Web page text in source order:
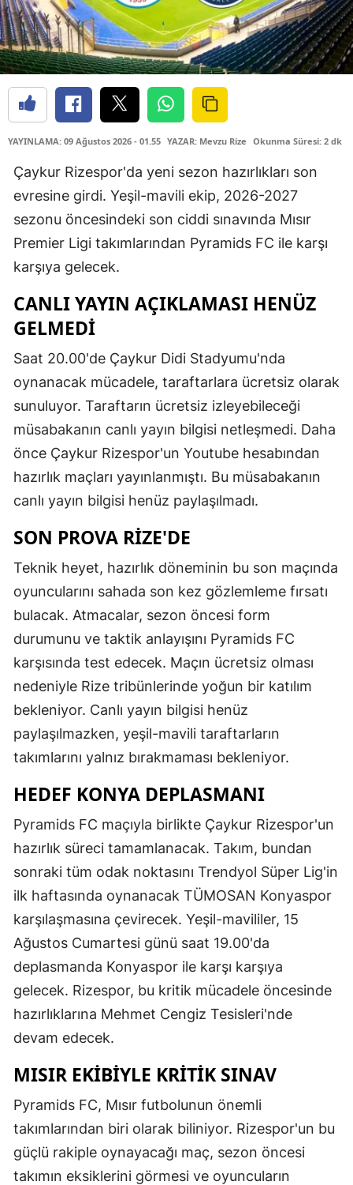
YAYINLAMA: 09 Ağustos 2026 - 01.55 YAZAR: Mevzu Rize Okunma Süresi: 2 dk
Çaykur Rizespor'da yeni sezon hazırlıkları son
evresine girdi. Yeşil-mavili ekip, 2026-2027
sezonu öncesindeki son ciddi sınavında Mısır
Premier Ligi takımlarından Pyramids FC ile karşı
karşıya gelecek.
CANLI YAYIN AÇIKLAMASI HENÜZ
GELMEDİ
Saat 20.00'de Çaykur Didi Stadyumu'nda
oynanacak mücadele, taraftarlara ücretsiz olarak
sunuluyor. Taraftarın ücretsiz izleyebileceği
müsabakanın canlı yayın bilgisi netleşmedi. Daha
önce Çaykur Rizespor'un Youtube hesabından
hazırlık maçları yayınlanmıştı. Bu müsabakanın
canlı yayın bilgisi henüz paylaşılmadı.
SON PROVA RİZE'DE
Teknik heyet, hazırlık döneminin bu son maçında
oyuncularını sahada son kez gözlemleme fırsatı
bulacak. Atmacalar, sezon öncesi form
durumunu ve taktik anlayışını Pyramids FC
karşısında test edecek. Maçın ücretsiz olması
nedeniyle Rize tribünlerinde yoğun bir katılım
bekleniyor. Canlı yayın bilgisi henüz
paylaşılmazken, yeşil-mavili taraftarların
takımlarını yalnız bırakmaması bekleniyor.
HEDEF KONYA DEPLASMANI
Pyramids FC maçıyla birlikte Çaykur Rizespor'un
hazırlık süreci tamamlanacak. Takım, bundan
sonraki tüm odak noktasını Trendyol Süper Lig'in
ilk haftasında oynanacak TÜMOSAN Konyaspor
karşılaşmasına çevirecek. Yeşil-mavililer, 15
Ağustos Cumartesi günü saat 19.00'da
deplasmanda Konyaspor ile karşı karşıya
gelecek. Rizespor, bu kritik mücadele öncesinde
hazırlıklarına Mehmet Cengiz Tesisleri'nde
devam edecek.
MISIR EKİBİYLE KRİTİK SINAV
Pyramids FC, Mısır futbolunun önemli
takımlarından biri olarak biliniyor. Rizespor'un bu
güçlü rakiple oynayacağı maç, sezon öncesi
takımın eksiklerini görmesi ve oyuncuların